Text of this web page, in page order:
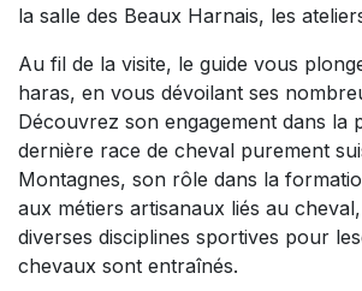
la salle des Beaux Harnais, les
Au fil de la visite, le guide vous
haras, en vous dévoilant ses
Découvrez son engagement dans la
dernière race de cheval purement
Montagnes, son rôle dans la
aux métiers artisanaux liés au
diverses disciplines sportives pour
chevaux sont entraînés.